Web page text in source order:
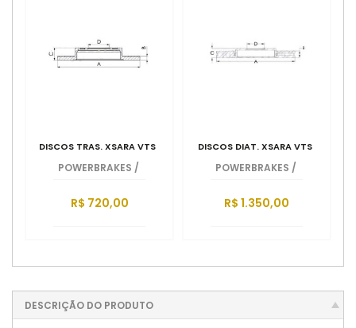
DISCOS TRAS. XSARA VTS
POWERBRAKES /
R$ 720,00
DISCOS DIAT. XSARA VTS
POWERBRAKES /
R$ 1.350,00
DESCRIÇÃO DO PRODUTO